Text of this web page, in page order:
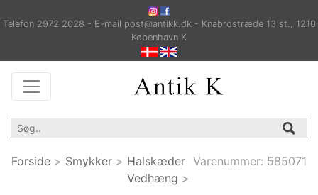
Telefon 2972 2028 - E-mail post@antikk.dk - Knabrostræde 13 st., 1210
København K
Forside > Smykker > Halskæder
Vedhæng >
Varenummer: 585071